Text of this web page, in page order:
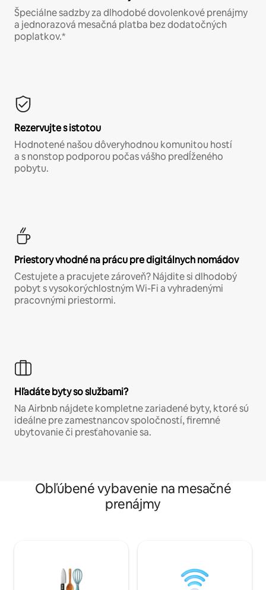
Špeciálne sadzby za dlhodobé dovolenkové prenájmy
a jednorazová mesačná platba bez dodatočných
poplatkov.*
Rezervujte s istotou
Hodnotené našou dôveryhodnou komunitou hostí
a s nonstop podporou počas vášho predĺženého
pobytu.
Priestory vhodné na prácu pre digitálnych nomádov
Cestujete a pracujete zároveň? Nájdite si dlhodobý
pobyt s vysokorýchlostným Wi-Fi a vyhradenými
pracovnými priestormi.
Hľadáte byty so službami?
Na Airbnb nájdete kompletne zariadené byty, ktoré sú
ideálne pre zamestnancov spoločností, firemné
ubytovanie či presťahovanie sa.
Obľúbené vybavenie na mesačné
prenájmy